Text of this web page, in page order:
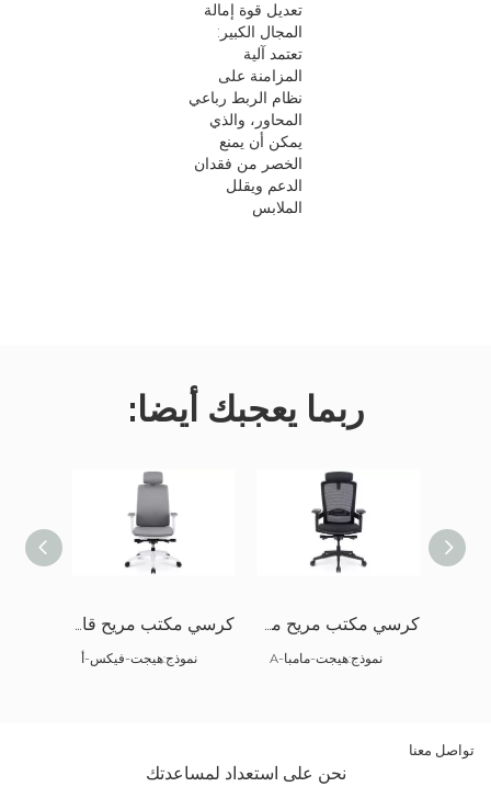
تعديل قوة إمالة
المجال الكبير:
تعتمد آلية
المزامنة على
نظام الربط رباعي
المحاور، والذي
يمكن أن يمنع
الخصر من فقدان
الدعم ويقلل
الملابس
ربما يعجبك أيضا:
كرسي مكتب مريح قابل للتعديل
نموذج:هيجت-فيكس-أ
كرسي مكتب مريح مع مسند للرأس
نموذج:هيجت-مامبا-A
تواصل معنا
نحن على استعداد لمساعدتك